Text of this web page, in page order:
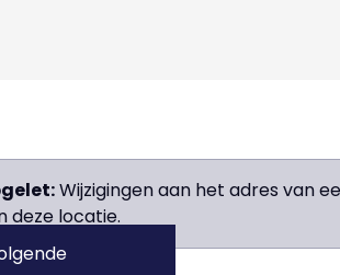
Wijzigingen aan het adres van
deze locatie.